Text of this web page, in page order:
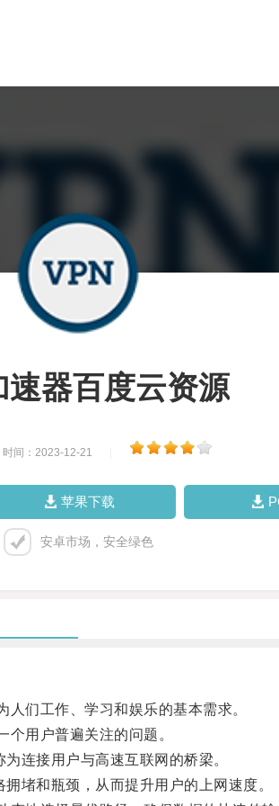
器百度云资源
时间：2023-12-21
苹果下载
安卓市场，安全绿色
们工作、学习和娱乐的基本需求。
用户普遍关注的问题。
连接用户与高速互联网的桥梁。
堵和瓶颈，从而提升用户的上网速度。